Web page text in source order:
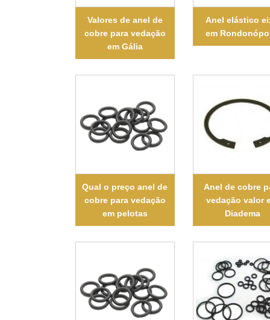
Valores de anel de
cobre para vedação
em Gália
Anel elástico
em
Qual o preço anel de
cobre para vedação
em pelotas
Anel de cobre
vedação valor
Diadema